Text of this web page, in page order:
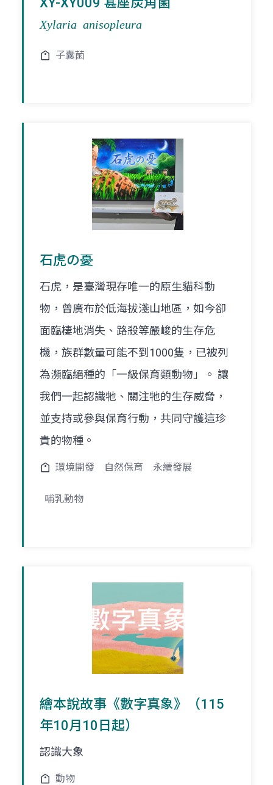
Xylaria anisopleura
子囊菌
石虎の憂
石虎，是臺灣現存唯一的原生貓科動
物，曾廣布於低海拔淺山地區，如今卻
面臨棲地消失、路殺等嚴峻的生存危
機，族群數量可能不到1000隻，已被列
為瀕臨絕種的「一級保育類動物」。 讓
我們一起認識牠、關注牠的生存威脅，
並支持或參與保育行動，共同守護這珍
貴的物種。
環境開發 自然保育 永續發展
哺乳動物
繪本說故事《數字真象》（115
年10月10日起）
認識大象
動物